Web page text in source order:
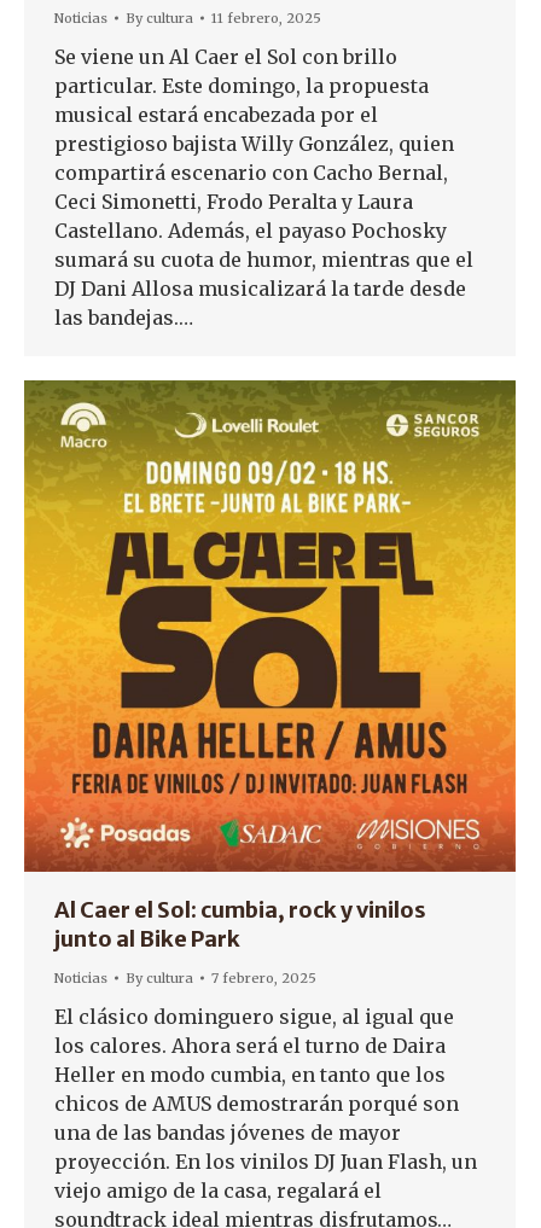
Noticias Bycultura 11 febrero, 2025
Se viene un Al Caer el Sol con brillo
particular. Este domingo, la propuesta
musical estará encabezada por el
prestigioso bajista Willy González, quien
compartirá escenario con Cacho Bernal,
Ceci Simonetti, Frodo Peralta y Laura
Castellano. Además, el payaso Pochosky
sumará su cuota de humor, mientras que el
DJ Dani Allosa musicalizará la tarde desde
las bandejas.…
Al Caer el Sol: cumbia, rock y vinilos
junto al Bike Park
Noticias Bycultura 7 febrero, 2025
El clásico dominguero sigue, al igual que
los calores. Ahora será el turno de Daira
Heller en modo cumbia, en tanto que los
chicos de AMUS demostrarán porqué son
una de las bandas jóvenes de mayor
proyección. En los vinilos DJ Juan Flash, un
viejo amigo de la casa, regalará el
soundtrack ideal mientras disfrutamos…